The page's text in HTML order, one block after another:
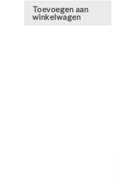
Toevoegen aan
winkelwagen